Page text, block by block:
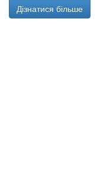
Дізнатися більше